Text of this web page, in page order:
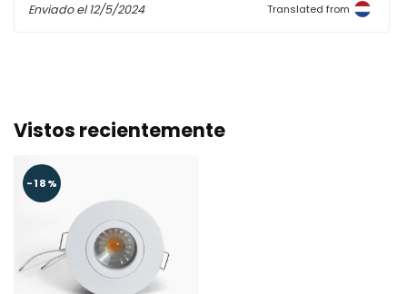
Enviado el12/5/2024 Translated from
Vistos recientemente
-18%